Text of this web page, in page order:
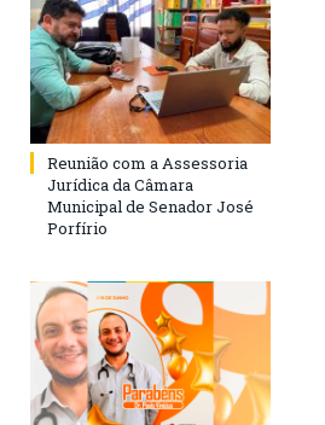
Reunião com a Assessoria
Jurídica da Câmara
Municipal de Senador José
Porfírio